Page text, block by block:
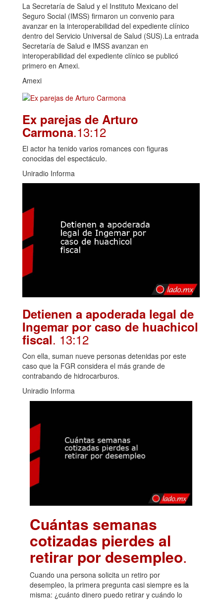
La Secretaría de Salud y el Instituto Mexicano del
Seguro Social (IMSS) firmaron un convenio para
avanzar en la interoperabilidad del expediente clínico
dentro del Servicio Universal de Salud (SUS).La entrada
Secretaría de Salud e IMSS avanzan en
interoperabilidad del expediente clínico se publicó
primero en Amexi.
Amexi
Ex parejas de Arturo
Carmona.13:12
El actor ha tenido varios romances con figuras
conocidas del espectáculo.
Uniradio Informa
Detienen a apoderada legal de
Ingemar por caso de huachicol
fiscal. 13:12
Con ella, suman nueve personas detenidas por este
caso que la FGR considera el más grande de
contrabando de hidrocarburos.
Uniradio Informa
Cuántas semanas
cotizadas pierdes al
retirar por desempleo.
Cuando una persona solicita un retiro por
desempleo, la primera pregunta casi siempre es la
misma: ¿cuánto dinero puedo retirar y cuándo lo